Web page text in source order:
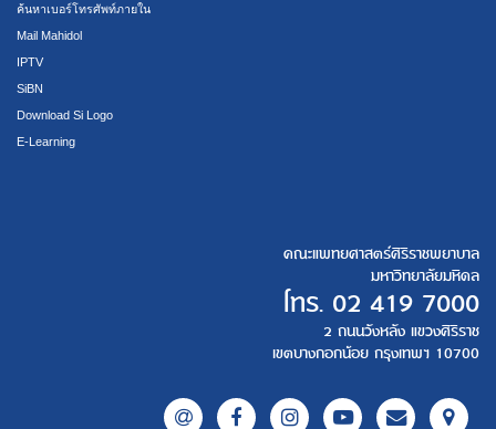
ค้นหาเบอร์โทรศัพท์ภายใน
Mail Mahidol
IPTV
SiBN
Download Si Logo
E-Learning
คณะแพทยศาสตร์ศิริราชพยาบาล
มหาวิทยาลัยมหิดล
โทร. 02 419 7000
2 ถนนวังหลัง แขวงศิริราช
เขตบางกอกน้อย กรุงเทพฯ 10700